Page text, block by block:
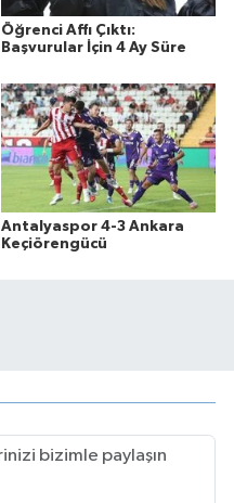
Öğrenci Affı Çıktı:
Başvurular İçin 4 Ay Süre
Antalyaspor 4-3 Ankara
Keçiörengücü